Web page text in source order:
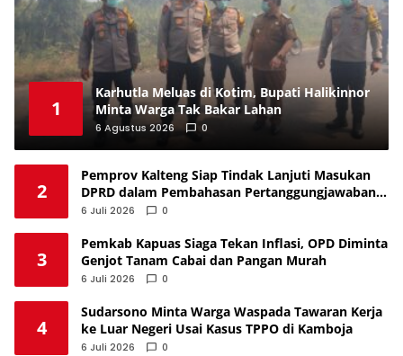
1
Karhutla Meluas di Kotim, Bupati Halikinnor
Minta Warga Tak Bakar Lahan
6 Agustus 2026 0
2
Pemprov Kalteng Siap Tindak Lanjuti Masukan
DPRD dalam Pembahasan Pertanggungjawaban
APBD 2025
6 Juli 2026 0
3
Pemkab Kapuas Siaga Tekan Inflasi, OPD Diminta
Genjot Tanam Cabai dan Pangan Murah
6 Juli 2026 0
4
Sudarsono Minta Warga Waspada Tawaran Kerja
ke Luar Negeri Usai Kasus TPPO di Kamboja
6 Juli 2026 0